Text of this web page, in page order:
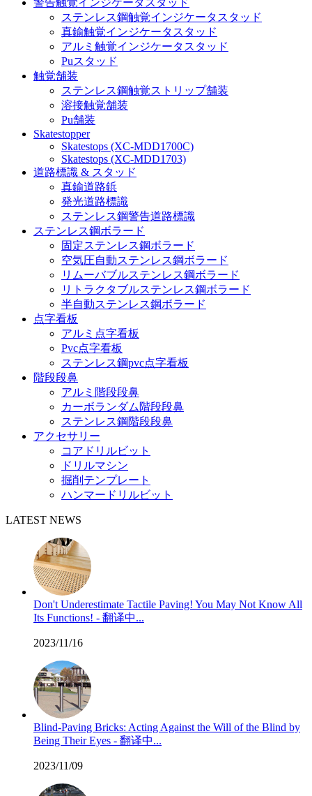
警告触覚インジケータスタッド
ステンレス鋼触覚インジケータスタッド
真鍮触覚インジケータスタッド
アルミ触覚インジケータスタッド
Puスタッド
触覚舗装
ステンレス鋼触覚ストリップ舗装
溶接触覚舗装
Pu舗装
Skatestopper
Skatestops (XC-MDD1700C)
Skatestops (XC-MDD1703)
道路標識 & スタッド
真鍮道路鋲
発光道路標識
ステンレス鋼警告道路標識
ステンレス鋼ボラード
固定ステンレス鋼ボラード
空気圧自動ステンレス鋼ボラード
リムーバブルステンレス鋼ボラード
リトラクタブルステンレス鋼ボラード
半自動ステンレス鋼ボラード
点字看板
アルミ点字看板
Pvc点字看板
ステンレス鋼pvc点字看板
階段段鼻
アルミ階段段鼻
カーボランダム階段段鼻
ステンレス鋼階段段鼻
アクセサリー
コアドリルビット
ドリルマシン
掘削テンプレート
ハンマードリルビット
LATEST NEWS
Don't Underestimate Tactile Paving! You May Not Know All
Its Functions! - 翻译中...
2023/11/16
Blind-Paving Bricks: Acting Against the Will of the Blind by
Being Their Eyes - 翻译中...
2023/11/09